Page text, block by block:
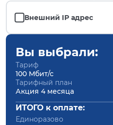
Внешний IP адрес
Вы выбрали:
Тариф
100 Мбит/с
Тарифный план
Акция 4 месяца
ИТОГО к оплате:
Единоразово